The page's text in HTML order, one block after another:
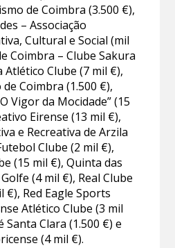
de Coimbra (3.500 €),
– Associação
Cultural e Social (mil
Coimbra – Clube Sakura
Atlético Clube (7 mil €),
Coimbra (1.500 €),
Vigor da Mocidade” (15
Eirense (13 mil €),
e Recreativa de Arzila
Clube (2 mil €),
(15 mil €), Quinta das
(4 mil €), Real Clube
€), Red Eagle Sports
Atlético Clube (3 mil
Clara (1.500 €) e
(4 mil €).